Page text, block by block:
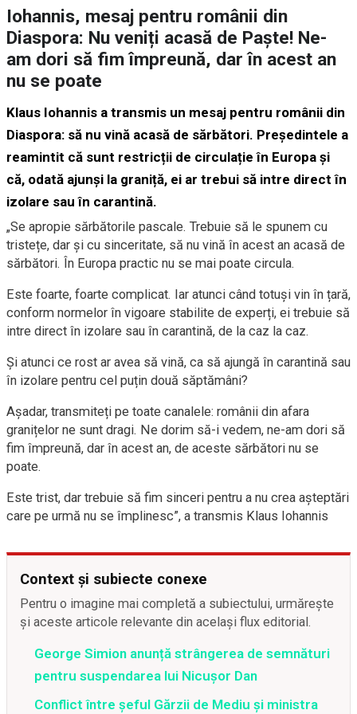
Iohannis, mesaj pentru românii din
Diaspora: Nu veniți acasă de Paște! Ne-
am dori să fim împreună, dar în acest an
nu se poate
Klaus Iohannis a transmis un mesaj pentru românii din
Diaspora: să nu vină acasă de sărbători. Președintele a
reamintit că sunt restricții de circulație în Europa și
că, odată ajunși la graniță, ei ar trebui să intre direct în
izolare sau în carantină.
„Se apropie sărbătorile pascale. Trebuie să le spunem cu
tristețe, dar și cu sinceritate, să nu vină în acest an acasă de
sărbători. În Europa practic nu se mai poate circula.
Este foarte, foarte complicat. Iar atunci când totuși vin în țară,
conform normelor în vigoare stabilite de experți, ei trebuie să
intre direct în izolare sau în carantină, de la caz la caz.
Și atunci ce rost ar avea să vină, ca să ajungă în carantină sau
în izolare pentru cel puțin două săptămâni?
Așadar, transmiteți pe toate canalele: românii din afara
granițelor ne sunt dragi. Ne dorim să-i vedem, ne-am dori să
fim împreună, dar în acest an, de aceste sărbători nu se
poate.
Este trist, dar trebuie să fim sinceri pentru a nu crea așteptări
care pe urmă nu se împlinesc”, a transmis Klaus Iohannis
Context și subiecte conexe
Pentru o imagine mai completă a subiectului, urmărește
și aceste articole relevante din același flux editorial.
George Simion anunță strângerea de semnături
pentru suspendarea lui Nicușor Dan
Conflict între şeful Gărzii de Mediu şi ministra